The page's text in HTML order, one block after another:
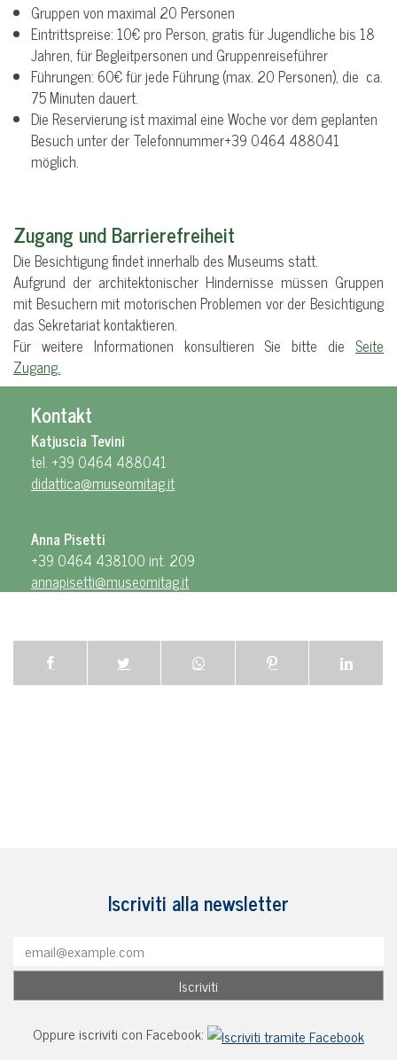
Gruppen von maximal 20 Personen
Eintrittspreise: 10€ pro Person, gratis für Jugendliche bis 18
Jahren, für Begleitpersonen und Gruppenreiseführer
Führungen: 60€ für jede Führung (max. 20 Personen), die ca.
75 Minuten dauert.
Die Reservierung ist maximal eine Woche vor dem geplanten
Besuch unter der Telefonnummer+39 0464 488041
möglich.
Zugang und Barrierefreiheit
Die Besichtigung findet innerhalb des Museums statt.
Aufgrund der architektonischer Hindernisse müssen Gruppen
mit Besuchern mit motorischen Problemen vor der Besichtigung
das Sekretariat kontaktieren.
Für weitere Informationen konsultieren Sie bitte die Seite
Zugang.
Kontakt
Katjuscia Tevini
tel. +39 0464 488041
didattica@museomitag.it
Anna Pisetti
+39 0464 438100 int. 209
annapisetti@museomitag.it
Iscriviti alla newsletter
Oppure iscriviti con Facebook: